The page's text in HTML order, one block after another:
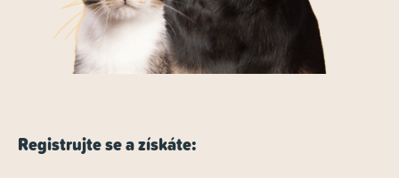
Registrujte se a získáte: